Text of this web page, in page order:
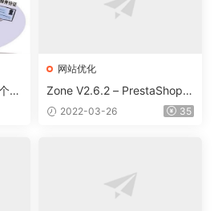
人
网站优化
Zone V2.6.2 – PrestaShop
超市网店模板
2022-03-26 35